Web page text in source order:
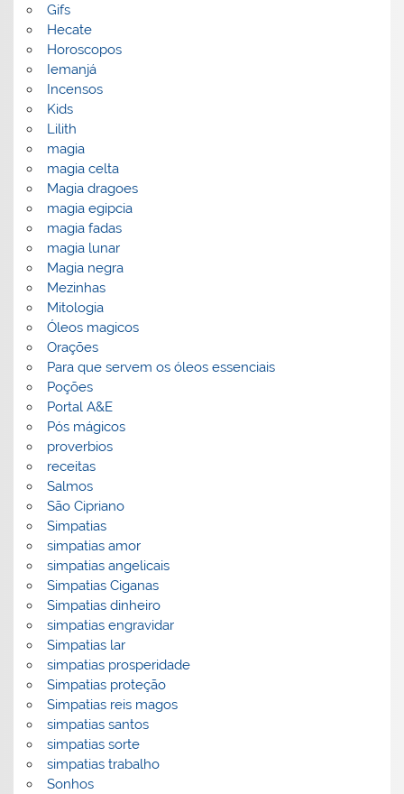
Gifs
Hecate
Horoscopos
Iemanjá
Incensos
Kids
Lilith
magia
magia celta
Magia dragoes
magia egipcia
magia fadas
magia lunar
Magia negra
Mezinhas
Mitologia
Óleos magicos
Orações
Para que servem os óleos essenciais
Poções
Portal A&E
Pós mágicos
proverbios
receitas
Salmos
São Cipriano
Simpatias
simpatias amor
simpatias angelicais
Simpatias Ciganas
Simpatias dinheiro
simpatias engravidar
Simpatias lar
simpatias prosperidade
Simpatias proteção
Simpatias reis magos
simpatias santos
simpatias sorte
simpatias trabalho
Sonhos